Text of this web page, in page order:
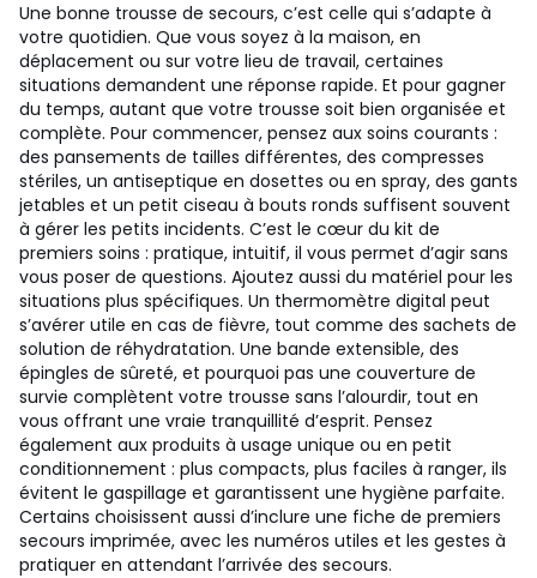
Une bonne trousse de secours, c’est celle qui s’adapte à
votre quotidien. Que vous soyez à la maison, en
déplacement ou sur votre lieu de travail, certaines
situations demandent une réponse rapide. Et pour gagner
du temps, autant que votre trousse soit bien organisée et
complète. Pour commencer, pensez aux soins courants :
des pansements de tailles différentes, des compresses
stériles, un antiseptique en dosettes ou en spray, des gants
jetables et un petit ciseau à bouts ronds suffisent souvent
à gérer les petits incidents. C’est le cœur du kit de
premiers soins : pratique, intuitif, il vous permet d’agir sans
vous poser de questions. Ajoutez aussi du matériel pour les
situations plus spécifiques. Un thermomètre digital peut
s’avérer utile en cas de fièvre, tout comme des sachets de
solution de réhydratation. Une bande extensible, des
épingles de sûreté, et pourquoi pas une couverture de
survie complètent votre trousse sans l’alourdir, tout en
vous offrant une vraie tranquillité d’esprit. Pensez
également aux produits à usage unique ou en petit
conditionnement : plus compacts, plus faciles à ranger, ils
évitent le gaspillage et garantissent une hygiène parfaite.
Certains choisissent aussi d’inclure une fiche de premiers
secours imprimée, avec les numéros utiles et les gestes à
pratiquer en attendant l’arrivée des secours.